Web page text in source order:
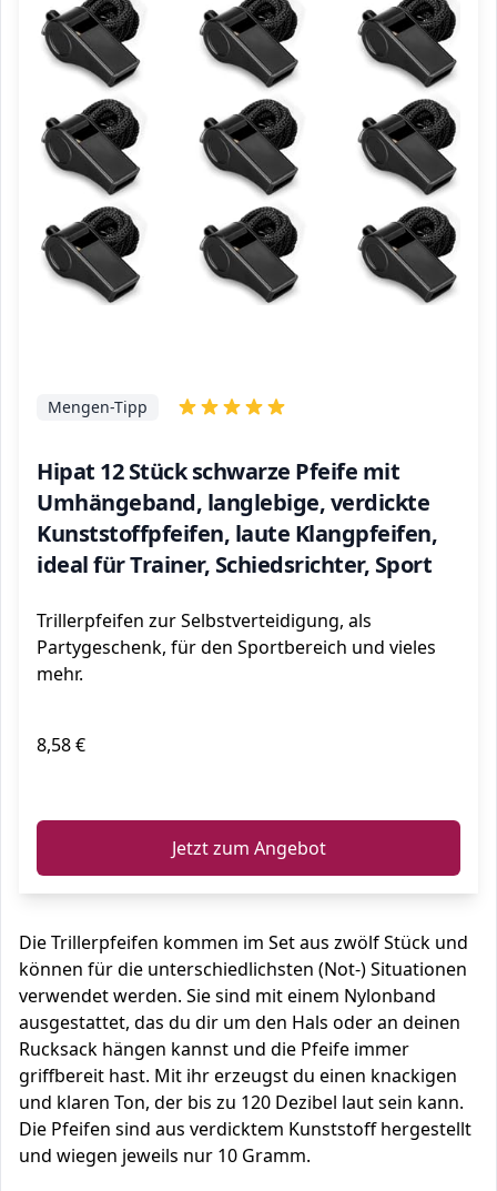
Hipat 12 Stück schwarze Pfeife mit
Umhängeband, langlebige, verdickte
Kunststoffpfeifen, laute Klangpfeifen,
ideal für Trainer, Schiedsrichter, Sport
Mengen-Tipp
Trillerpfeifen zur Selbstverteidigung, als
Partygeschenk, für den Sportbereich und vieles
mehr.
8,58 €
Jetzt zum Angebot
Die Trillerpfeifen kommen im Set aus zwölf Stück und
können für die unterschiedlichsten (Not-) Situationen
verwendet werden. Sie sind mit einem Nylonband
ausgestattet, das du dir um den Hals oder an deinen
Rucksack hängen kannst und die Pfeife immer
griffbereit hast. Mit ihr erzeugst du einen knackigen
und klaren Ton, der bis zu 120 Dezibel laut sein kann.
Die Pfeifen sind aus verdicktem Kunststoff hergestellt
und wiegen jeweils nur 10 Gramm.